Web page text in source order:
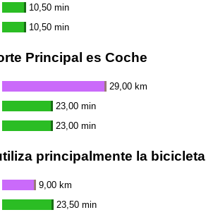
10,50 min
10,50 min
Principal es Coche
29,00 km
23,00 min
23,00 min
principalmente la bicicleta
9,00 km
23,50 min